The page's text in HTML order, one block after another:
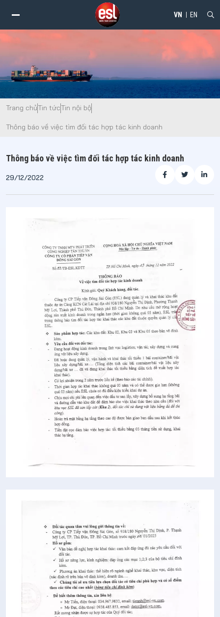
VN EN
alt="Thông báo về việc tìm đối tác hợp tác kinh doanh - ESL" />
Trang chủTin tứcTin nội bộ
Thông báo về việc tìm đối tác hợp tác kinh doanh
Thông báo về việc tìm đối tác hợp tác kinh doanh
29/12/2022